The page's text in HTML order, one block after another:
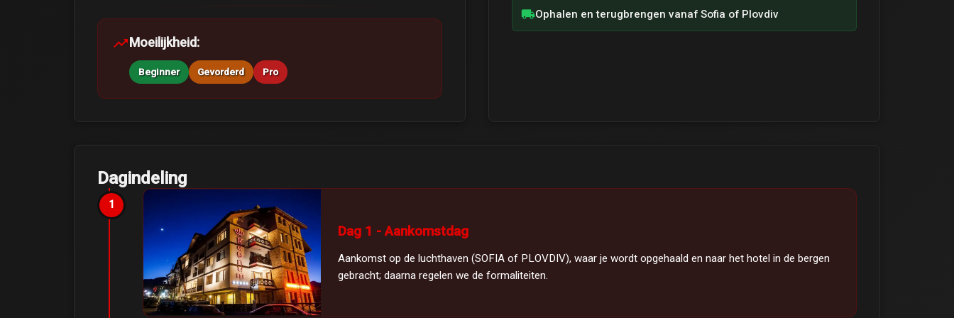
trending_up Moeilijkheid:
Beginner Gevorderd Pro
local_shippingOphalen en terugbrengen vanaf Sofia of Plovdiv
Dagindeling
1
Dag 1 - Aankomstdag
Aankomst op de luchthaven (SOFIA of PLOVDIV), waar je wordt opgehaald en naar het hotel in de bergen
gebracht; daarna regelen we de formaliteiten.